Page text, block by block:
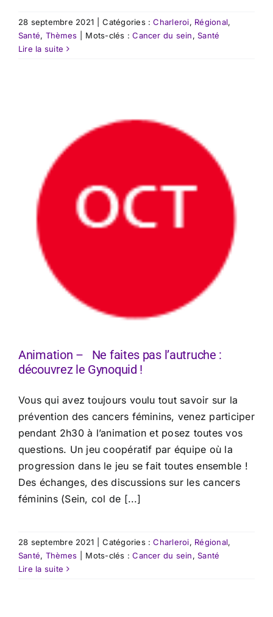
28 septembre 2021 Catégories :Charleroi, Régional,
Santé, Thèmes Mots-clés :Cancer du sein,Santé
Lire la suite
Animation – Ne faites pas l’autruche :
découvrez le Gynoquid !
Vous qui avez toujours voulu tout savoir sur la
prévention des cancers féminins, venez participer
pendant 2h30 à l’animation et posez toutes vos
questions. Un jeu coopératif par équipe où la
progression dans le jeu se fait toutes ensemble !
Des échanges, des discussions sur les cancers
féminins (Sein, col de [...]
28 septembre 2021 Catégories :Charleroi, Régional,
Santé, Thèmes Mots-clés :Cancer du sein,Santé
Lire la suite